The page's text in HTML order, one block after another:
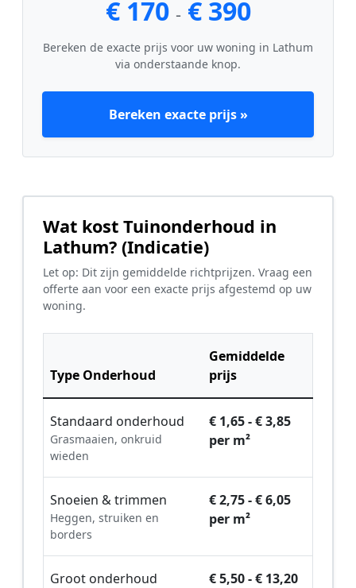
€ 170 - € 390
Bereken de exacte prijs voor uw woning in Lathum
via onderstaande knop.
Bereken exacte prijs »
Wat kost Tuinonderhoud in
Lathum? (Indicatie)
Let op: Dit zijn gemiddelde richtprijzen. Vraag een
offerte aan voor een exacte prijs afgestemd op uw
woning.
Type Onderhoud
Gemiddelde
prijs
Standaard onderhoud
Grasmaaien, onkruid
wieden
€ 1,65 - € 3,85
per m²
Snoeien & trimmen
Heggen, struiken en
borders
€ 2,75 - € 6,05
per m²
Groot onderhoud
€ 5,50 - € 13,20